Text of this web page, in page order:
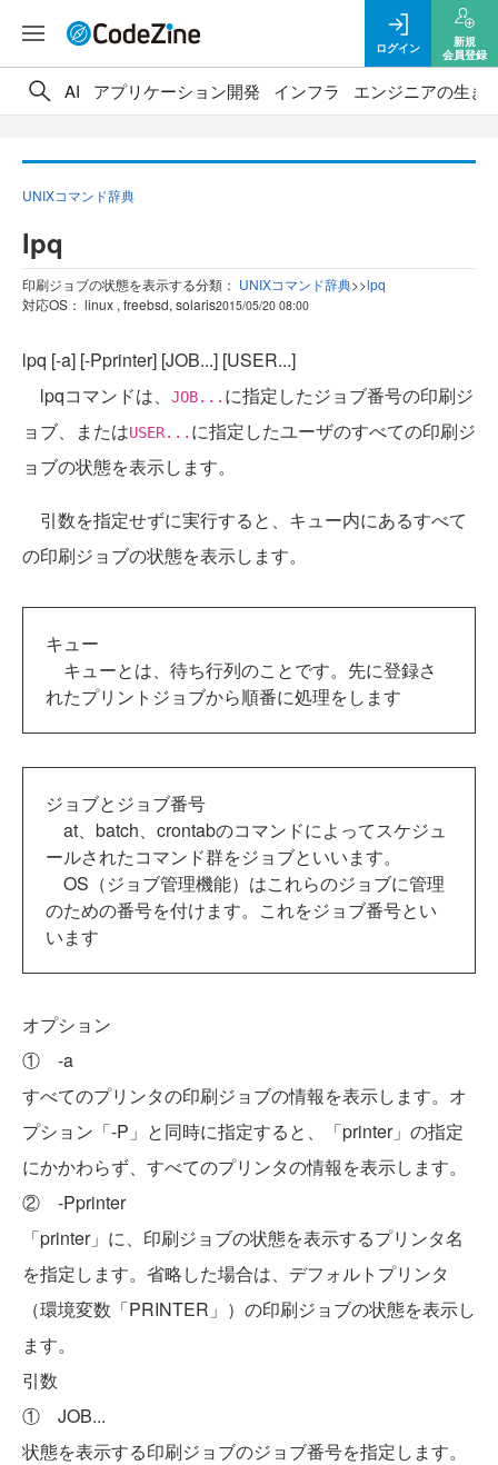
ログイン
新規
会員登録
AI アプリケーション開発 インフラ エンジニアの生き
UNIXコマンド辞典
lpq
印刷ジョブの状態を表示する分類： UNIXコマンド辞典>>lpq
対応OS： linux , freebsd, solaris2015/05/20 08:00
lpq [-a] [-Pprinter] [JOB...] [USER...]
lpqコマンドは、
JOB... に指定したジョブ番号の印刷ジ
ョブ、またはUSER... に指定したユーザのすべての印刷ジ
ョブの状態を表示します。
引数を指定せずに実行すると、キュー内にあるすべて
の印刷ジョブの状態を表示します。
キュー
キューとは、待ち行列のことです。先に登録さ
れたプリントジョブから順番に処理をします
ジョブとジョブ番号
at、batch、crontabのコマンドによってスケジュ
ールされたコマンド群をジョブといいます。
OS（ジョブ管理機能）はこれらのジョブに管理
のための番号を付けます。これをジョブ番号とい
います
オプション
① -a
すべてのプリンタの印刷ジョブの情報を表示します。オ
プション「-P」と同時に指定すると、「printer」の指定
にかかわらず、すべてのプリンタの情報を表示します。
② -Pprinter
「printer」に、印刷ジョブの状態を表示するプリンタ名
を指定します。省略した場合は、デフォルトプリンタ
（環境変数「PRINTER」）の印刷ジョブの状態を表示し
ます。
引数
① JOB...
状態を表示する印刷ジョブのジョブ番号を指定します。